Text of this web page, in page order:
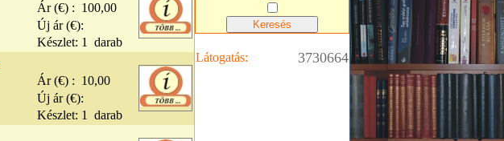
Ár (€) : 100,00
Új ár (€):
Készlet: 1 darab
Ár (€) : 10,00
Új ár (€):
Készlet: 1 darab
Látogatás: 3730664